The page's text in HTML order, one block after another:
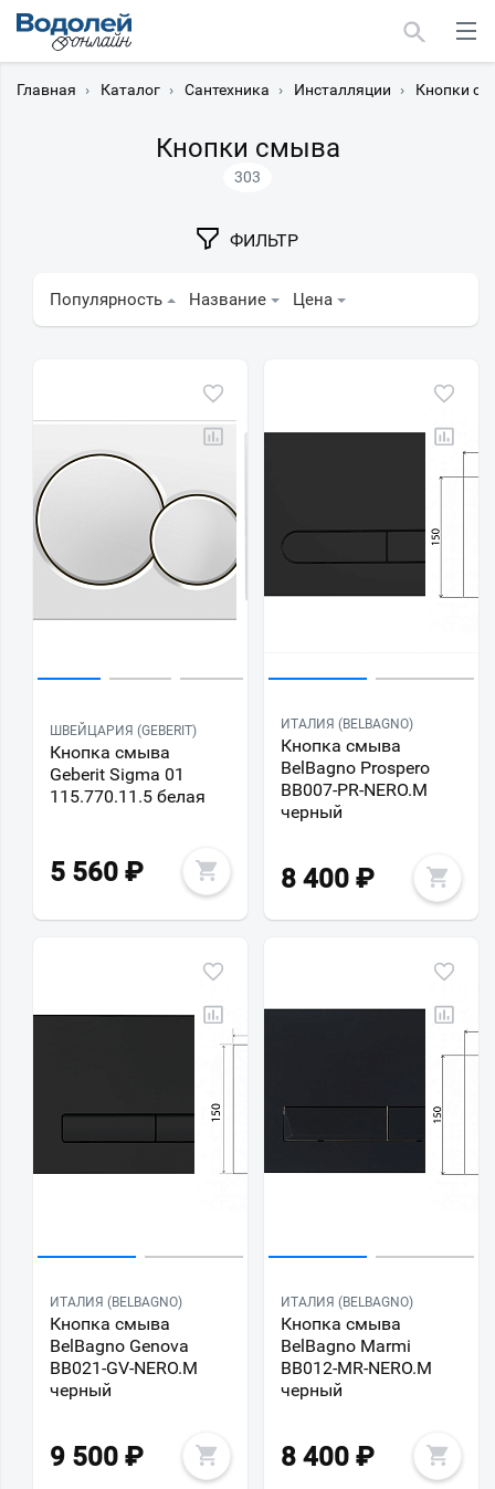
Главная › Каталог › Сантехника › Инсталляции › Кнопки
Кнопки смыва
303
ФИЛЬТР
Популярность Название Цена
ШВЕЙЦАРИЯ (GEBERIT)
Кнопка смыва
Geberit Sigma 01
115.770.11.5 белая
5 560 ₽
ИТАЛИЯ (BELBAGNO)
Кнопка смыва
BelBagno Prospero
BB007-PR-NERO.M
черный
8 400 ₽
ИТАЛИЯ (BELBAGNO)
Кнопка смыва
BelBagno Genova
BB021-GV-NERO.M
черный
9 500 ₽
ИТАЛИЯ (BELBAGNO)
Кнопка смыва
BelBagno Marmi
BB012-MR-NERO.M
черный
8 400 ₽